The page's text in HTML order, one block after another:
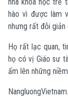
nhà khoa học trẻ
hào vì được làm
nhưng rất đỗi giản
Họ rất lạc quan,
họ có vị Giáo sư
ấm lên những